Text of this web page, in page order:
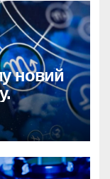
новий